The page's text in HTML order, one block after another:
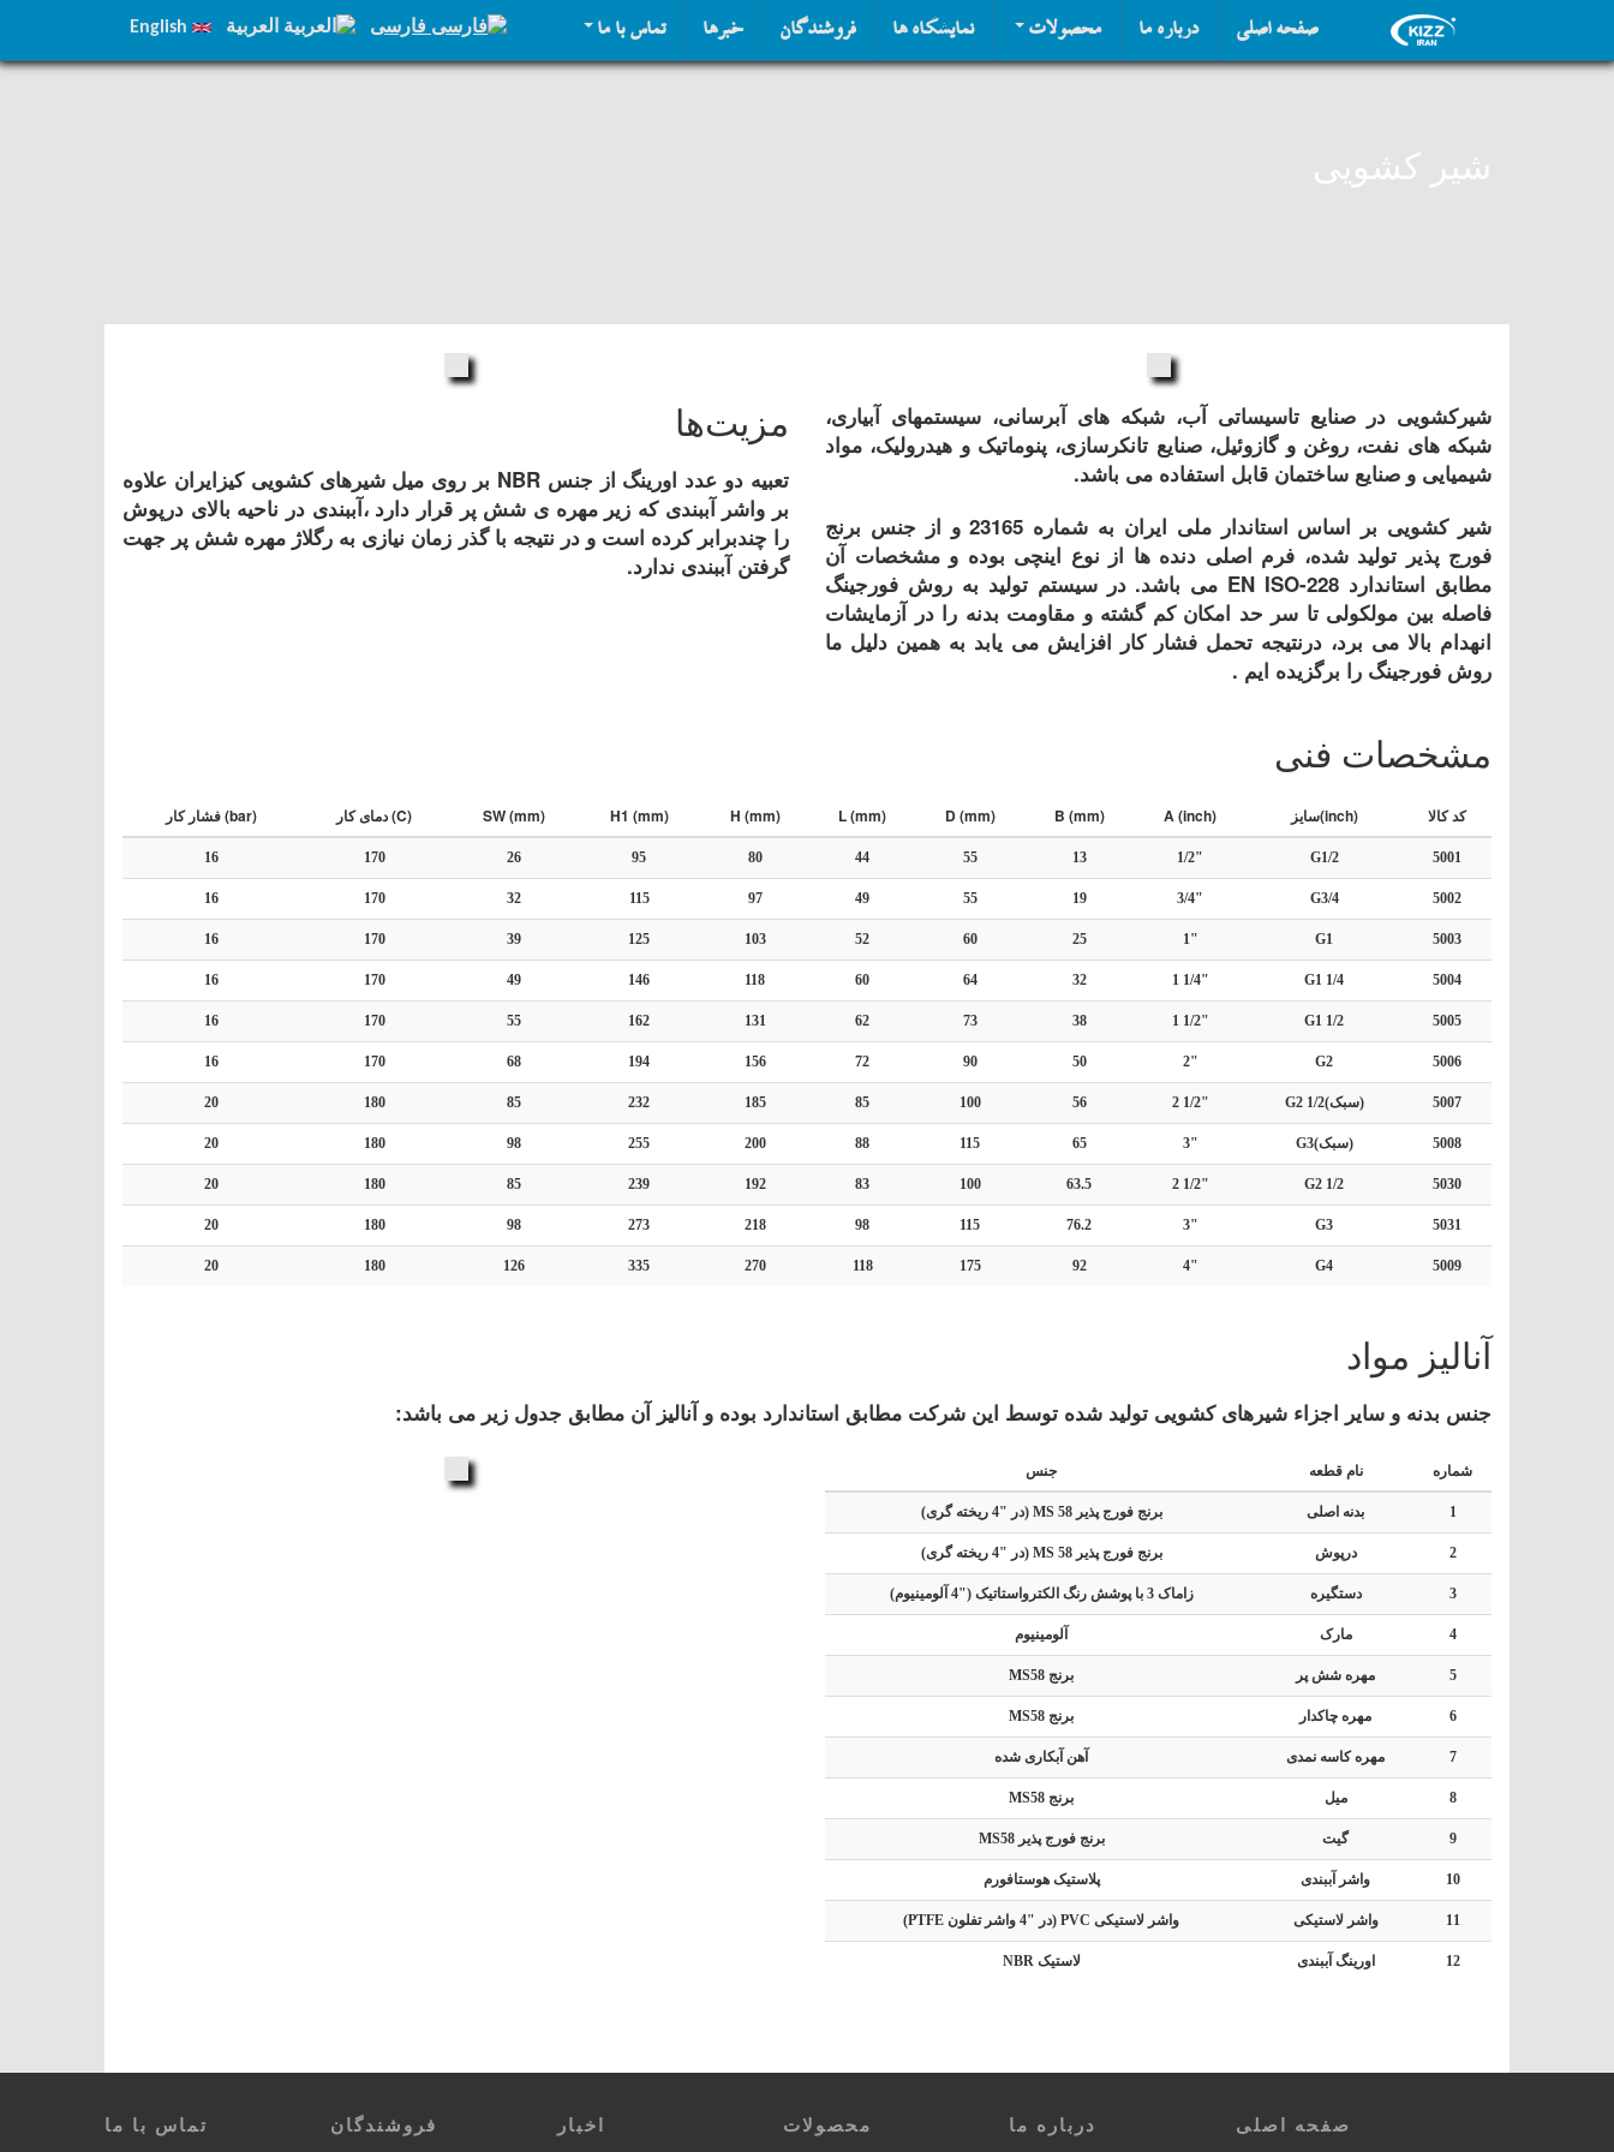
تماس با ما خبرها فروشندگان نمایشگاه ها محصولات درباره ما صفحه اصلی العربية فارسی
شیر کشویی
شیرکشویی در صنایع تاسیساتی آب، شبکه های آبرسانی، سیستمهای آبیاری،
شبکه های نفت، روغن و گازوئیل، صنایع تانکرسازی، پنوماتیک و هیدرولیک، مواد
شیمیایی و صنایع ساختمان قابل استفاده می باشد.
شیر کشویی بر اساس استاندار ملی ایران به شماره 23165 و از جنس برنج
فورج پذیر تولید شده، فرم اصلی دنده ها از نوع اینچی بوده و مشخصات آن
مطابق استاندارد EN ISO-228 می باشد. در سیستم تولید به روش فورجینگ
فاصله بین مولکولی تا سر حد امکان کم گشته و مقاومت بدنه را در آزمایشات
انهدام بالا می برد، درنتیجه تحمل فشار کار افزایش می یابد به همین دلیل ما
روش فورجینگ را برگزیده ایم .
مزیت‌ها
تعبیه دو عدد اورینگ از جنس NBR بر روی میل شیرهای کشویی کیزایران علاوه
بر واشر آببندی که زیر مهره ی شش پر قرار دارد ،آببندی در ناحیه بالای درپوش
را چندبرابر کرده است و در نتیجه با گذر زمان نیازی به رگلاژ مهره شش پر جهت
گرفتن آببندی ندارد.
مشخصات فنی
کد کالا سایز(inch) A (inch)
B (mm)
D (mm)
L (mm)
H (mm)
H1 (mm)
SW (mm) دمای کار (C) فشار کار (bar)
5001
G1/2
1/2"
13
55
44
80
95
26
170
16
5002
G3/4
3/4"
19
55
49
97
115
32
170
16
5003
G1
1"
25
60
52
103
125
39
170
16
5004
G1 1/4
1 1/4"
32
64
60
118
146
49
170
16
5005
G1 1/2
1 1/2"
38
73
62
131
162
55
170
16
5006
G2
2"
50
90
72
156
194
68
170
16
5007 G2 1/2(سبک) 2 1/2"
56
100
85
185
232
85
180
20
5008 G3(سبک) 3"
65
115
88
200
255
98
180
20
5030
G2 1/2
2 1/2"
63.5
100
83
192
239
85
180
20
5031
G3
3"
76.2
115
98
218
273
98
180
20
5009
G4
4"
92
175
118
270
335
126
180
20
آنالیز مواد
جنس بدنه و سایر اجزاء شیرهای کشویی تولید شده توسط این شرکت مطابق استاندارد بوده و آنالیز آن مطابق جدول زیر می باشد:
شماره نام قطعه جنس
1 بدنه اصلی برنج فورج پذیر MS 58 (در "4 ریخته گری)
2 درپوش برنج فورج پذیر MS 58 (در "4 ریخته گری)
3 دستگیره زاماک 3 با پوشش رنگ الکترواستاتیک ("4 آلومینیوم)
4 مارک آلومینیوم
5 مهره شش پر برنج MS58
6 مهره چاکدار برنج MS58
7 مهره کاسه نمدی آهن آبکاری شده
8 میل برنج MS58
9 گیت برنج فورج پذیر MS58
10 واشر آببندی پلاستیک هوستافورم
11 واشر لاستیکی واشر لاستیکی PVC (در "4 واشر تفلون PTFE)
12 اورینگ آببندی لاستیک NBR
صفحه اصلی درباره ما محصولات اخبار فروشندگان تماس با ما